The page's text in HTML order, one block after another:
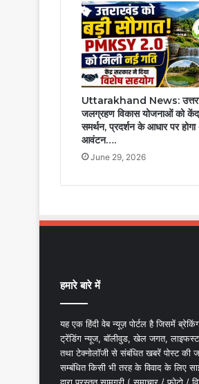
Uttarakhand News:
जलग्रहण विकास योजनाओं को
समर्थन, प्रदर्शन के आधार पर
आवंटन….
June 29, 2026
हमारे बारे में
यह एक हिंदी वेब न्यूज़ पोर्टल है जिसमें
ट्रेंडिंग न्यूज, बॉलीवुड, खेल जगत,
तथा टेक्नोलॉजी से संबंधित खबरें पोस्ट
सम्बंधित किसी भी तरह के विवाद के लिए